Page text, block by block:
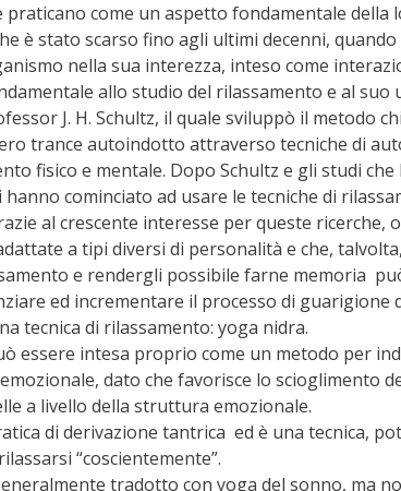
praticano come un aspetto fondamentale della
è stato scarso fino agli ultimi decenni,
nella sua interezza, inteso come
allo studio del rilassamento e al suo
J. H. Schultz, il quale sviluppò il metodo
trance autoindotto attraverso tecniche di
fisico e mentale. Dopo Schultz e gli studi
hanno cominciato ad usare le tecniche di
al crescente interesse per queste ricerche,
a tipi diversi di personalità e che,
e rendergli possibile farne memoria
ed incrementare il processo di guarigione
tecnica di rilassamento: yoga nidra.
essere intesa proprio come un metodo per
dato che favorisce lo scioglimento
a livello della struttura emozionale.
di derivazione tantrica ed è una tecnica,
“coscientemente”.
tradotto con yoga del sonno, ma